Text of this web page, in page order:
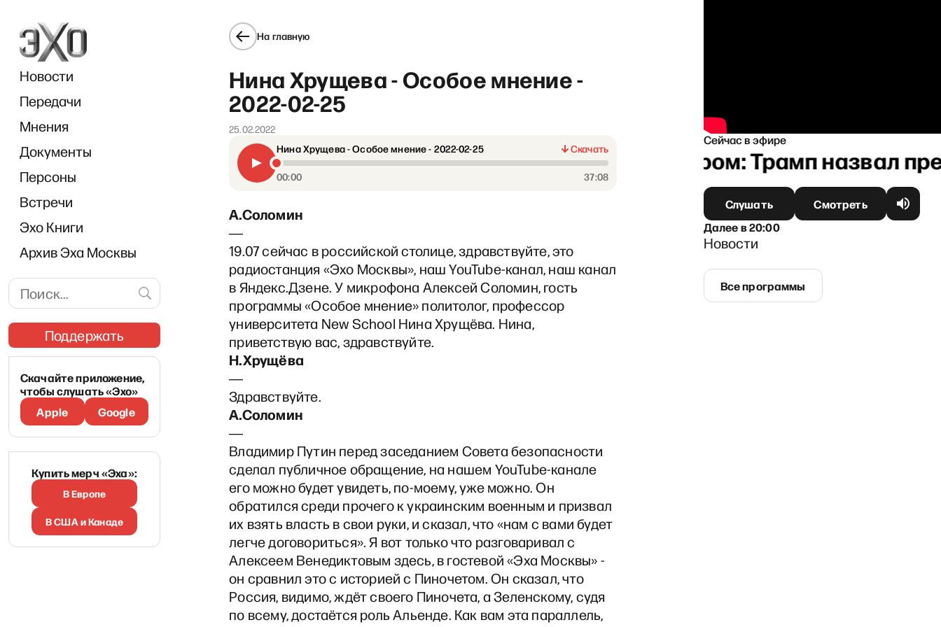
Новости
Передачи
Мнения
Документы
Персоны
Встречи
Эхо Книги
Архив Эха Москвы
Поддержать
Скачайте приложение,
чтобы слушать «Эхо»
Apple
Google
Купить мерч «Эха»:
В Европе
В США и Канаде
На главную
Нина Хрущева - Особое мнение -
2022-02-25
25.02.2022
Нина Хрущева - Особое мнение - 2022-02-25
Скачать
00:00 37:08
А.Соломин
―
19.07 сейчас в российской столице, здравствуйте, это
радиостанция «Эхо Москвы», наш YouTube-канал, наш канал
в Яндекс.Дзене. У микрофона Алексей Соломин, гость
программы «Особое мнение» политолог, профессор
университета New School Нина Хрущёва. Нина,
приветствую вас, здравствуйте.
Н.Хрущёва
―
Здравствуйте.
А.Соломин
―
Владимир Путин перед заседанием Совета безопасности
сделал публичное обращение, на нашем YouTube-канале
его можно будет увидеть, по-моему, уже можно. Он
обратился среди прочего к украинским военным и призвал
их взять власть в свои руки, и сказал, что «нам с вами будет
легче договориться». Я вот только что разговаривал с
Алексеем Венедиктовым здесь, в гостевой «Эха Москвы» -
он сравнил это с историей с Пиночетом. Он сказал, что
Россия, видимо, ждёт своего Пиночета, а Зеленскому, судя
по всему, достаётся роль Альенде. Как вам эта параллель,
Сейчас в эфире
«Обсудим» со Станиславом Кучером: Трамп назвал
Слушать
Смотреть
Далеев20:00
Новости
Все программы